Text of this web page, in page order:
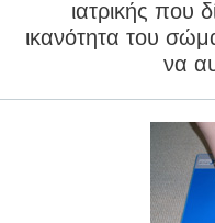
ιατρικής που
ικανότητα του
να